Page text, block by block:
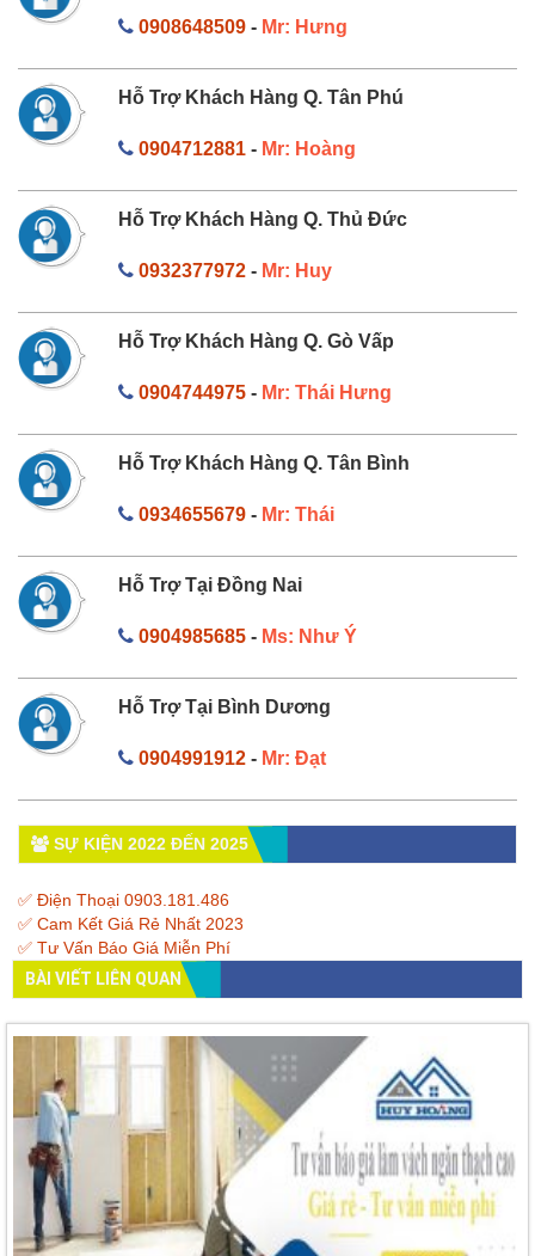
0908648509- Mr: Hưng
Hỗ Trợ Khách Hàng Q. Tân Phú
0904712881- Mr: Hoàng
Hỗ Trợ Khách Hàng Q. Thủ Đức
0932377972- Mr: Huy
Hỗ Trợ Khách Hàng Q. Gò Vấp
0904744975- Mr: Thái Hưng
Hỗ Trợ Khách Hàng Q. Tân Bình
0934655679- Mr: Thái
Hỗ Trợ Tại Đồng Nai
0904985685- Ms: Như Ý
Hỗ Trợ Tại Bình Dương
0904991912- Mr: Đạt
SỰ KIỆN 2022 ĐẾN 2025
✅ Điện Thoại 0903.181.486
✅ Cam Kết Giá Rẻ Nhất 2023
✅ Tư Vấn Báo Giá Miễn Phí
BÀI VIẾT LIÊN QUAN